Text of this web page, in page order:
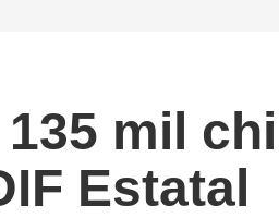
mil
Estatal